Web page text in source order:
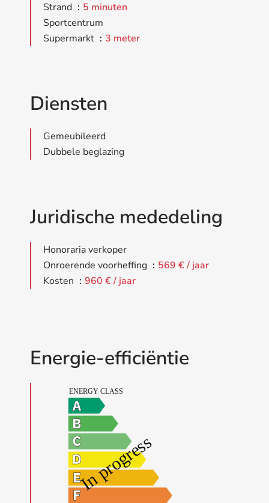
Strand
5 minuten
Sportcentrum
Supermarkt
3 meter
Diensten
Gemeubileerd
Dubbele beglazing
Juridische mededeling
Honoraria verkoper
Onroerende voorheffing
569 € / jaar
Kosten
960 € / jaar
Energie-efficiëntie